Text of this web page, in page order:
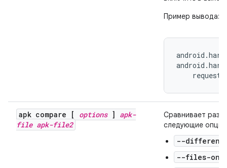
Пример вывода:
apk compare [ options] apk-
file apk-file2
Сравнивает
следующие
--
--files-